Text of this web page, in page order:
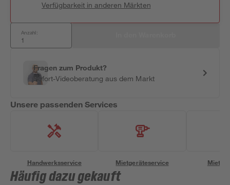
Verfügbarkeit in anderen Märkten
Anzahl:
Fragen zum Produkt?
Sofort-Videoberatung aus dem Markt
Unsere passenden Services
Handwerksservice Mietgeräteservice
Häufig dazu gekauft